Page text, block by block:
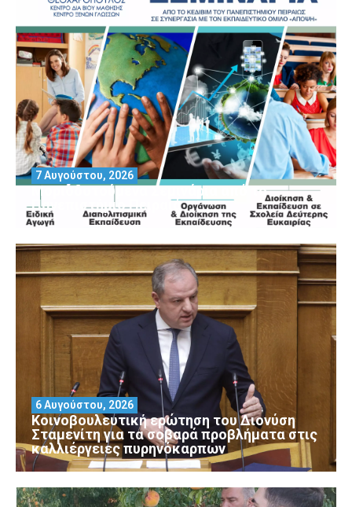
Μοριοδοτούμενα Σεμινάρια από το
Πανεπιστήμιο Πειραιά
7 Αυγούστου, 2026
Κοινοβουλευτική ερώτηση του Διονύση
Σταμενίτη για τα σοβαρά προβλήματα στις
καλλιέργειες πυρηνόκαρπων
6 Αυγούστου, 2026